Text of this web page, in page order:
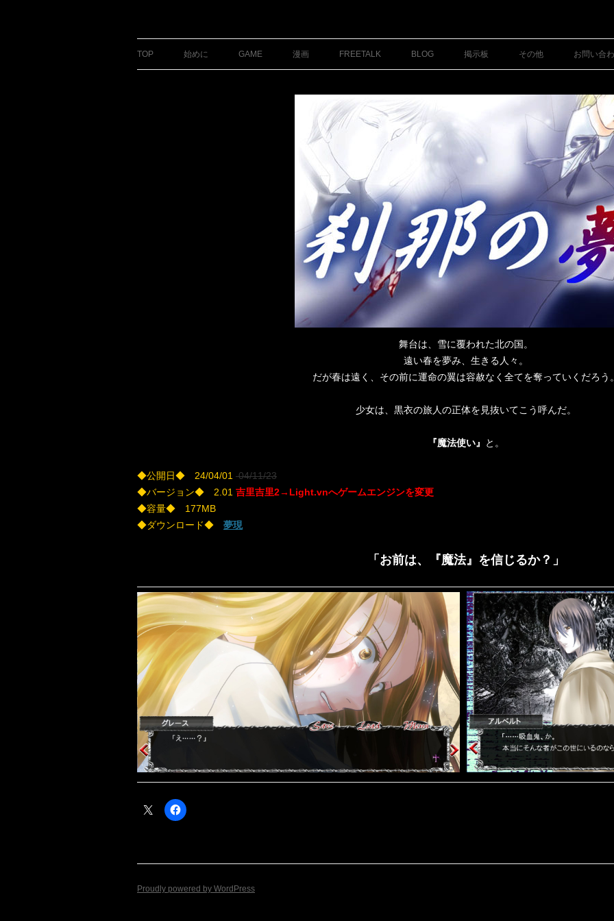
銀の盾
ン
ン
TOP 始めに GAME 漫画 FREETALK BLOG 掲示板 その他 お問い合
舞台は、雪に覆われた北の国。
遠い春を夢み、生きる人々。
だが春は遠く、その前に運命の翼は容赦なく全てを奪っていくだろう
少女は、黒衣の旅人の正体を見抜いてこう呼んだ。
『魔法使い』 と。
◆公開日◆ 24/04/01 04/11/23
◆バージョン◆ 2.01 吉里吉里2→Light.vnへゲームエンジンを変更
◆容量◆ 177MB
◆ダウンロード◆ 夢現
「お前は、『魔法』を信じるか？」
Proudly powered by WordPress